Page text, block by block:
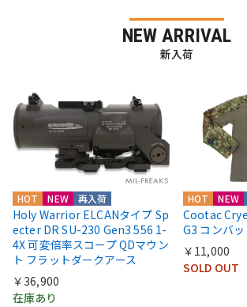
NEW ARRIVAL
新入荷
HOT NEW 再入荷
Holy Warrior ELCANタイプ Sp
ecter DR SU-230 Gen3 556 1-
4X 可変倍率スコープ QDマウン
ト フラットダークアース
￥36,900
在庫あり
HOT NEW
Cootac
G3 コンバ
￥11,000
SOLD OUT